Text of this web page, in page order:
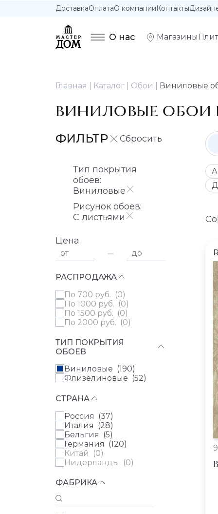
ДоставкаОплатаО компанииКонтакты
О нас Магазины
Главная Каталог Обои Виниловые
ВИНИЛОВЫЕ ОБОИ
ФИЛЬТР
Тип покрытия
обоев:
Виниловые
Рисунок обоев:
С листьями
Цена
от до
РАСПРОДАЖА
по 700 руб. (0)
по 1000 руб. (0)
по 1500 руб. (0)
по 2000 руб. (0)
ТИП ПОКРЫТИЯ
ОБОЕВ
Виниловые (190)
Флизелиновые (52)
СТРАНА
Россия (37)
Италия (28)
Бельгия (5)
Германия (120)
Китай (0)
Нидерланды (0)
ФАБРИКА